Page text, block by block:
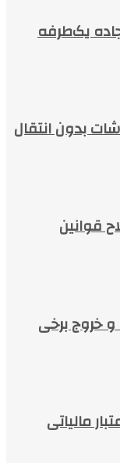
جاده یک‌طرفه
بدون انتقال
قوانین
خروج برخی
مالیاتی